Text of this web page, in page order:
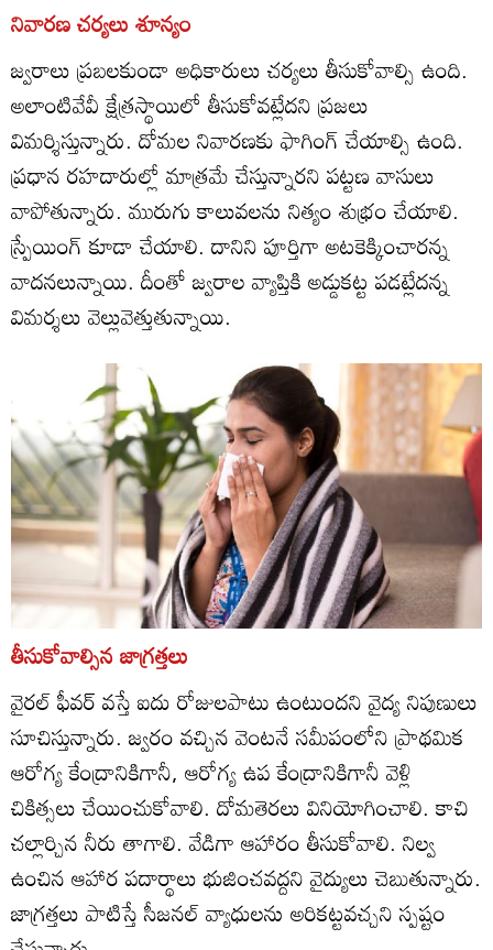
నివారణ చర్యలు శూన్యం
జ్వరాలు ప్రబలకుండా అధికారులు చర్యలు తీసుకోవాల్సి ఉంది.
అలాంటివేవీ క్షేత్రస్థాయిలో తీసుకోవట్లేదని ప్రజలు
విమర్శిస్తున్నారు. దోమల నివారణకు ఫాగింగ్‌ చేయాల్సి ఉంది.
ప్రధాన రహదారుల్లో మాత్రమే చేస్తున్నారని పట్టణ వాసులు
వాపోతున్నారు. మురుగు కాలువలను నిత్యం శుభ్రం చేయాలి.
స్ర్పేయింగ్‌ కూడా చేయాలి. దానిని పూర్తిగా అటకెక్కించారన్న
వాదనలున్నాయి. దీంతో జ్వరాల వ్యాప్తికి అడ్డుకట్ట పడట్లేదన్న
విమర్శలు వెల్లువెత్తుతున్నాయి.
తీసుకోవాల్సిన జాగ్రత్తలు
వైరల్‌ ఫీవర్‌ వస్తే ఐదు రోజులపాటు ఉంటుందని వైద్య నిపుణులు
సూచిస్తున్నారు. జ్వరం వచ్చిన వెంటనే సమీపంలోని ప్రాథమిక
ఆరోగ్య కేంద్రానికిగానీ, ఆరోగ్య ఉప కేంద్రానికిగానీ వెళ్లి
చికిత్సలు చేయించుకోవాలి. దోమతెరలు వినియోగించాలి. కాచి
చల్లార్చిన నీరు తాగాలి. వేడిగా ఆహారం తీసుకోవాలి. నిల్వ
ఉంచిన ఆహార పదార్థాలు భుజించవద్దని వైద్యులు చెబుతున్నారు.
జాగ్రత్తలు పాటిస్తే సీజనల్‌ వ్యాధులను అరికట్టవచ్చని స్పష్టం